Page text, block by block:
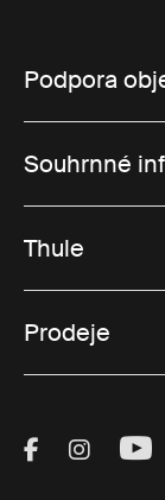
Podpora
Souhrnné
Thule
Prodeje
VisitVisit